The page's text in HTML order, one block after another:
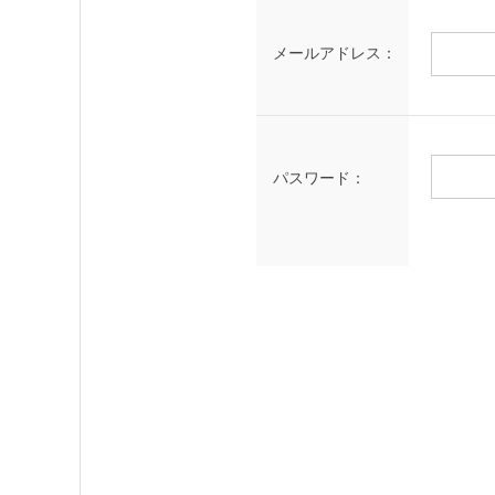
メールアドレス：
パスワード：